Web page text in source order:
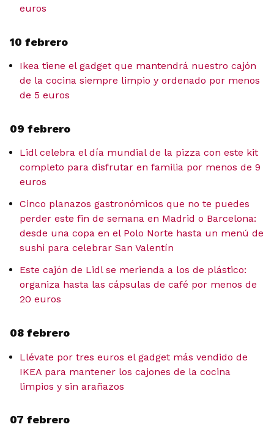
euros
10 febrero
Ikea tiene el gadget que mantendrá nuestro cajón
de la cocina siempre limpio y ordenado por menos
de 5 euros
09 febrero
Lidl celebra el día mundial de la pizza con este kit
completo para disfrutar en familia por menos de 9
euros
Cinco planazos gastronómicos que no te puedes
perder este fin de semana en Madrid o Barcelona:
desde una copa en el Polo Norte hasta un menú de
sushi para celebrar San Valentín
Este cajón de Lidl se merienda a los de plástico:
organiza hasta las cápsulas de café por menos de
20 euros
08 febrero
Llévate por tres euros el gadget más vendido de
IKEA para mantener los cajones de la cocina
limpios y sin arañazos
07 febrero